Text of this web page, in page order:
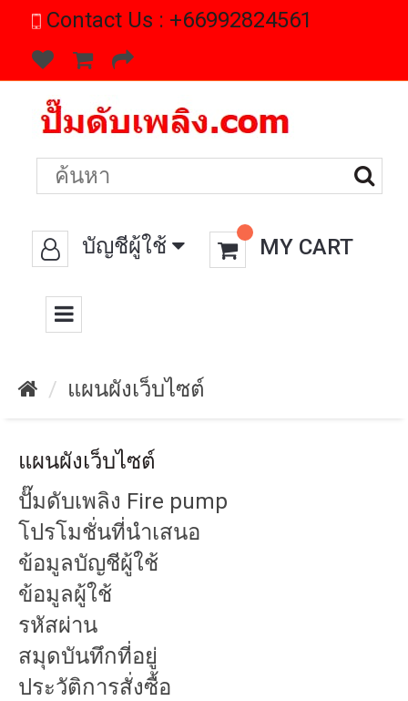
Contact Us : +66992824561
บัญชีผู้ใช้ MY CART
CATEGORIES
MENU
แผนผังเว็บไซต์
แผนผังเว็บไซต์
ปั๊มดับเพลิง Fire pump
โปรโมชั่นที่นำเสนอ
ข้อมูลบัญชีผู้ใช้
ข้อมูลผู้ใช้
รหัสผ่าน
สมุดบันทึกที่อยู่
ประวัติการสั่งซื้อ